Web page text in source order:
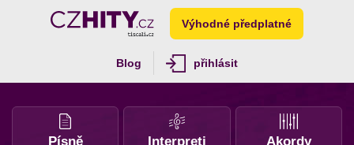
Výhodné předplatné
Blog přihlásit
Písně Interpreti Akordy